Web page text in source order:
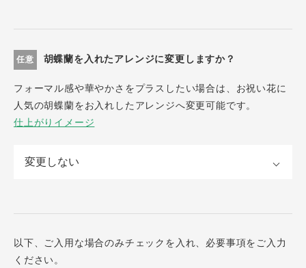
任意 胡蝶蘭を入れたアレンジに変更しますか？
フォーマル感や華やかさをプラスしたい場合は、お祝い花に
人気の胡蝶蘭をお入れしたアレンジへ変更可能です。
仕上がりイメージ
以下、ご入用な場合のみチェックを入れ、必要事項をご入力
ください。